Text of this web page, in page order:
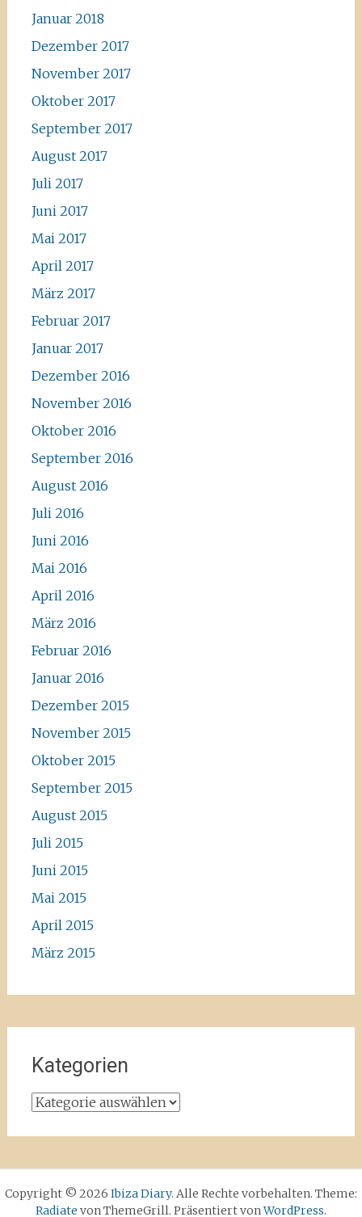
Januar 2018
Dezember 2017
November 2017
Oktober 2017
September 2017
August 2017
Juli 2017
Juni 2017
Mai 2017
April 2017
März 2017
Februar 2017
Januar 2017
Dezember 2016
November 2016
Oktober 2016
September 2016
August 2016
Juli 2016
Juni 2016
Mai 2016
April 2016
März 2016
Februar 2016
Januar 2016
Dezember 2015
November 2015
Oktober 2015
September 2015
August 2015
Juli 2015
Juni 2015
Mai 2015
April 2015
März 2015
Kategorien
Kategorien
Copyright © 2026 Ibiza Diary. Alle Rechte vorbehalten. Theme:
Radiate von ThemeGrill. Präsentiert vonWordPress.